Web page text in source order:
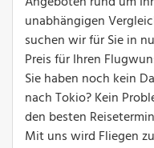
unabhängigen
suchen wir für Sie in
Preis für Ihren
Sie haben noch kein
nach Tokio? Kein
den besten
Mit uns wird Fliegen